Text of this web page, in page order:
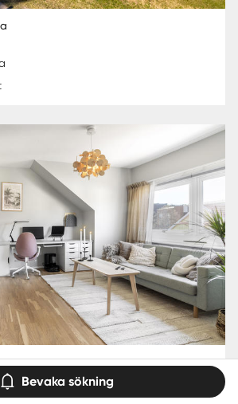
9B
Bevaka sökning